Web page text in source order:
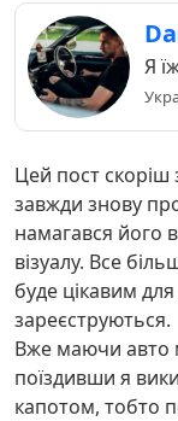
Я
Цей пост скоріш
завжди знову
намагався його
візуалу. Все
буде цікавим
зареєструються.
Вже маючи авто
поїздивши я
капотом, тобто